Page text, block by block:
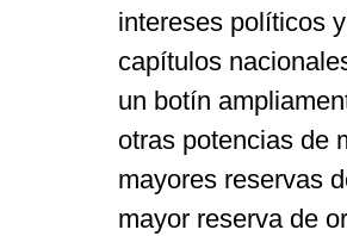
intereses políticos
capítulos
un botín
otras potencias de
mayores reservas
mayor reserva de